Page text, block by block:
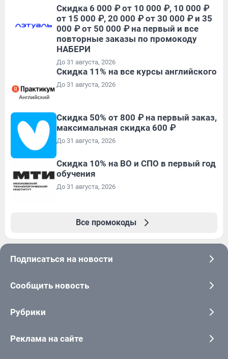
Скидка 6 000 ₽ от 10 000 ₽, 10 000 ₽
от 15 000 ₽, 20 000 ₽ от 30 000 ₽ и 35
000 ₽ от 50 000 ₽ на первый и все
повторные заказы по промокоду
НАБЕРИ
До 31 августа, 2026
Скидка 11% на все курсы английского
До 31 августа, 2026
Скидка 50% от 800 ₽ на первый заказ,
максимальная скидка 600 ₽
До 31 августа, 2026
Скидка 10% на ВО и СПО в первый год
обучения
До 31 августа, 2026
Все промокоды
Подписаться на новости
Сообщить новость
Рубрики
Реклама на сайте